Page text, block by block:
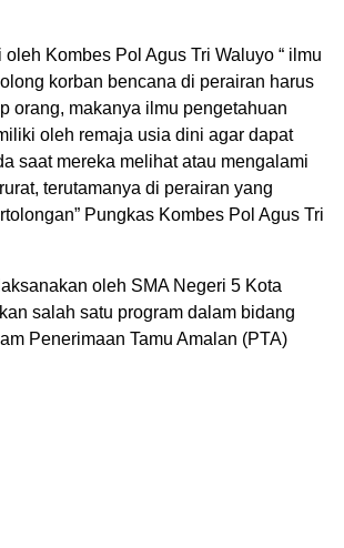
Kombes Pol Agus Tri Waluyo “ ilmu
korban bencana di perairan harus
orang, makanya ilmu pengetahuan
oleh remaja usia dini agar dapat
saat mereka melihat atau mengalami
terutamanya di perairan yang
Pungkas Kombes Pol Agus Tri
oleh SMA Negeri 5 Kota
salah satu program dalam bidang
Penerimaan Tamu Amalan (PTA)